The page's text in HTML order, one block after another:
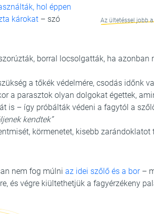
Az ültetéssel jobb
hol éppen
károkat – szó
borral locsolgatták, ha azonban
a tőkék védelmére, csodás időnk
a parasztok olyan dolgokat égettek,
is – így próbálták védeni a fagytól a
kendtek”
körmenetet, kisebb
nem fog múlni az idei szőlő és a bor–
és végre kiültethetjük a fagyérzékeny